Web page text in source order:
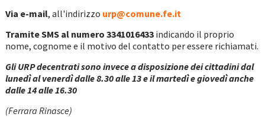
Via e-mail, all'indirizzo urp@comune.fe.it
Tramite SMS al numero 3341016433indicando il proprio
nome, cognome e il motivo del contatto per essere richiamati.
Gli URP decentrati sono invece a disposizione dei cittadini dal
lunedì al venerdì dalle 8.30 alle 13 e il martedì e giovedì anche
dalle 14 alle 16.30
(Ferrara Rinasce)